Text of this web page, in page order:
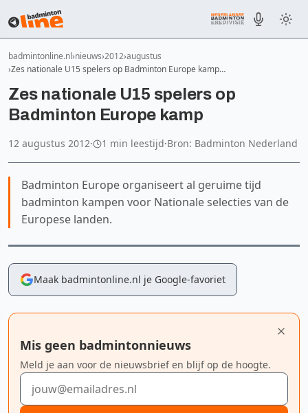
badmintonline.nl nieuws 2012 augustus
Zes nationale U15 spelers op Badminton Europe kamp…
Zes nationale U15 spelers op
Badminton Europe kamp
12 augustus 2012· 1 min leestijd·Bron: Badminton Nederland
Badminton Europe organiseert al geruime tijd
badminton kampen voor Nationale selecties van de
Europese landen.
Maak badmintonline.nl je Google-favoriet
Mis geen badmintonnieuws
Meld je aan voor de nieuwsbrief en blijf op de hoogte.
E-mailadres